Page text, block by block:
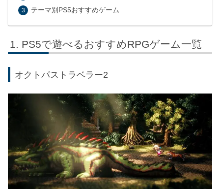
テーマ別PS5おすすめゲーム
PS5で遊べるおすすめRPGゲーム一覧
オクトパストラベラー2